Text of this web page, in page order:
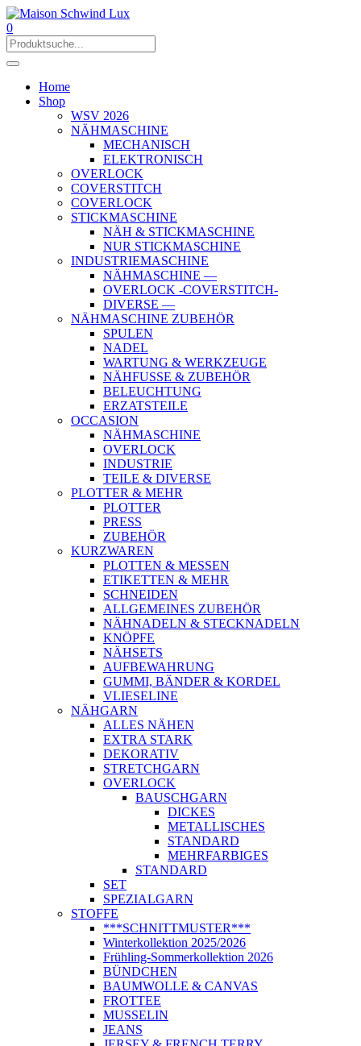
0
Home
Shop
WSV 2026
NÄHMASCHINE
MECHANISCH
ELEKTRONISCH
OVERLOCK
COVERSTITCH
COVERLOCK
STICKMASCHINE
NÄH & STICKMASCHINE
NUR STICKMASCHINE
INDUSTRIEMASCHINE
NÄHMASCHINE —
OVERLOCK -COVERSTITCH-
DIVERSE —
NÄHMASCHINE ZUBEHÖR
SPULEN
NADEL
WARTUNG & WERKZEUGE
NÄHFUSSE & ZUBEHÖR
BELEUCHTUNG
ERZATSTEILE
OCCASION
NÄHMASCHINE
OVERLOCK
INDUSTRIE
TEILE & DIVERSE
PLOTTER & MEHR
PLOTTER
PRESS
ZUBEHÖR
KURZWAREN
PLOTTEN & MESSEN
ETIKETTEN & MEHR
SCHNEIDEN
ALLGEMEINES ZUBEHÖR
NÄHNADELN & STECKNADELN
KNÖPFE
NÄHSETS
AUFBEWAHRUNG
GUMMI, BÄNDER & KORDEL
VLIESELINE
NÄHGARN
ALLES NÄHEN
EXTRA STARK
DEKORATIV
STRETCHGARN
OVERLOCK
BAUSCHGARN
DICKES
METALLISCHES
STANDARD
MEHRFARBIGES
STANDARD
SET
SPEZIALGARN
STOFFE
***SCHNITTMUSTER***
Winterkollektion 2025/2026
Frühling-Sommerkollektion 2026
BÜNDCHEN
BAUMWOLLE & CANVAS
FROTTEE
MUSSELIN
JEANS